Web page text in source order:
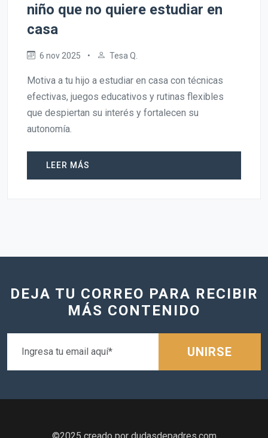
niño que no quiere estudiar en
casa
6 nov 2025 • Tesa Q.
Motiva a tu hijo a estudiar en casa con técnicas
efectivas, juegos educativos y rutinas flexibles
que despiertan su interés y fortalecen su
autonomía.
LEER MÁS
DEJA TU CORREO PARA RECIBIR
MÁS CONTENIDO
UNIRSE
©2025 creado por dudasdepadres.com